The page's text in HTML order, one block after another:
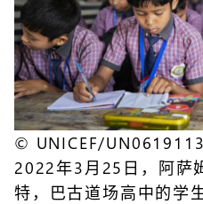
© UNICEF/
2022年3月25日，阿萨
特，巴古道场高中的学